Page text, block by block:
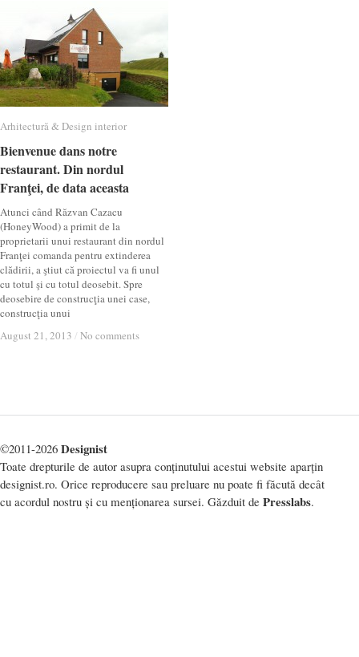
Arhitectură & Design interior
Bienvenue dans notre
restaurant. Din nordul
Franţei, de data aceasta
Atunci când Răzvan Cazacu
(HoneyWood) a primit de la
proprietarii unui restaurant din nordul
Franţei comanda pentru extinderea
clădirii, a ştiut că proiectul va fi unul
cu totul şi cu totul deosebit. Spre
deosebire de construcţia unei case,
construcţia unui
August 21, 2013 / No comments
Arhitectură & Design interior
Bienvenue dans notre
restaurant. Din nordul
Franţei, de data aceasta
August 21, 2013 / No comments
©2011-2026 Designist
Toate drepturile de autor asupra conținutului acestui website aparțin
designist.ro. Orice reproducere sau preluare nu poate fi făcută decât
cu acordul nostru și cu menționarea sursei. Găzduit de Presslabs.